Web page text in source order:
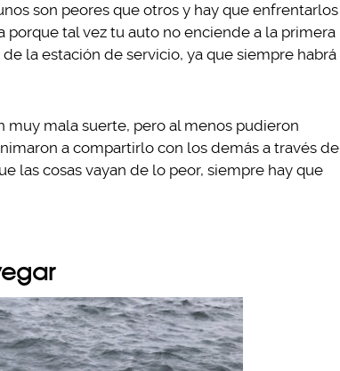
son peores que otros y hay que enfrentarlos
tal vez tu auto no enciende a la primera
la estación de servicio, ya que siempre habrá
muy mala suerte, pero al menos pudieron
a compartirlo con los demás a través de
las cosas vayan de lo peor, siempre hay que